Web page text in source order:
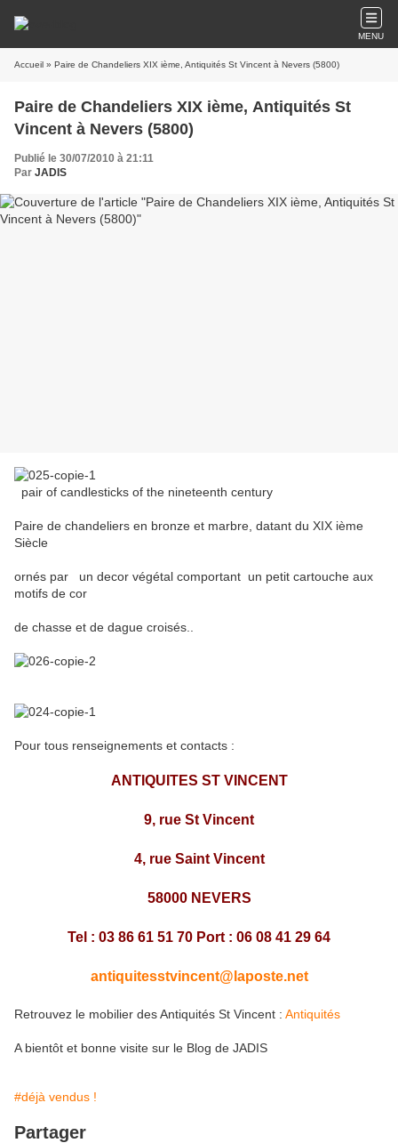
MENU
Accueil » Paire de Chandeliers XIX ième, Antiquités St Vincent à Nevers (5800)
Paire de Chandeliers XIX ième, Antiquités St
Vincent à Nevers (5800)
Publié le 30/07/2010 à 21:11
Par JADIS
pair of candlesticks of the nineteenth century
Paire de chandeliers en bronze et marbre, datant du XIX ième
Siècle
ornés par un decor végétal comportant un petit cartouche aux
motifs de cor
de chasse et de dague croisés..
Pour tous renseignements et contacts :
ANTIQUITES ST VINCENT
9, rue St Vincent
4, rue Saint Vincent
58000 NEVERS
Tel : 03 86 61 51 70 Port : 06 08 41 29 64
antiquitesstvincent@laposte.net
Retrouvez le mobilier des Antiquités St Vincent : Antiquités
A bientôt et bonne visite sur le Blog de JADIS
#déjà vendus !
Partager